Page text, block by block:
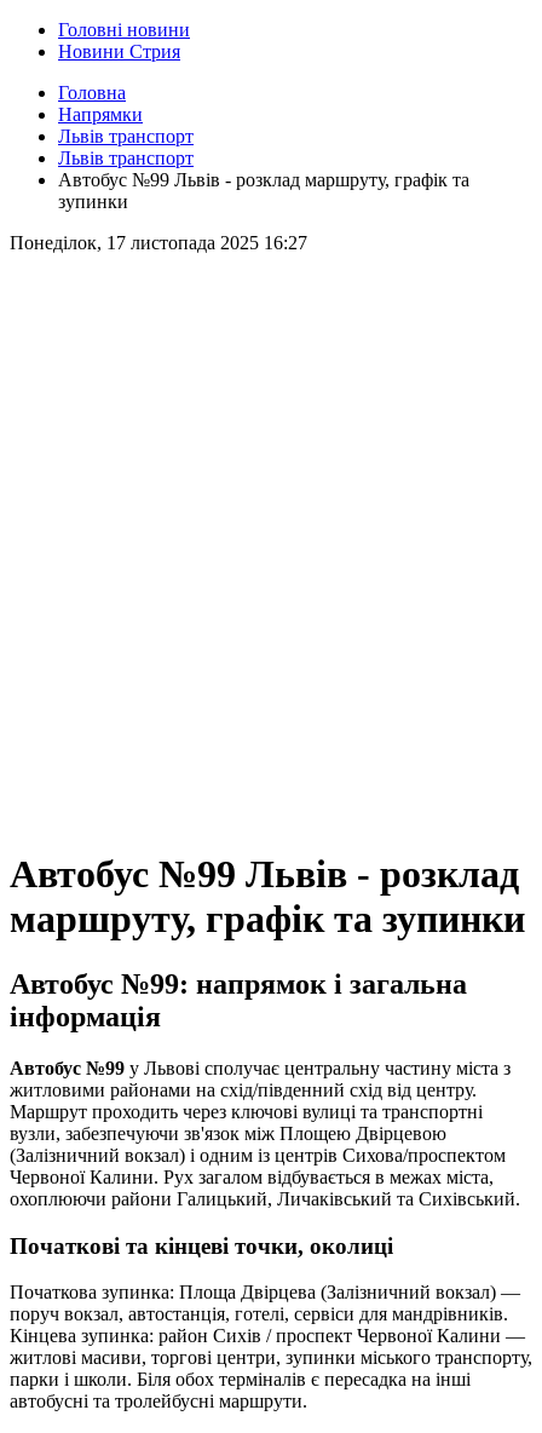
Головні новини
Новини Стрия
Головна
Напрямки
Львів транспорт
Львів транспорт
Автобус №99 Львів - розклад маршруту, графік та
зупинки
Понеділок, 17 листопада 2025 16:27
Автобус №99 Львів - розклад
маршруту, графік та зупинки
Автобус №99: напрямок і загальна
інформація
Автобус №99 у Львові сполучає центральну частину міста з
житловими районами на схід/південний схід від центру.
Маршрут проходить через ключові вулиці та транспортні
вузли, забезпечуючи зв'язок між Площею Двірцевою
(Залізничний вокзал) і одним із центрів Сихова/проспектом
Червоної Калини. Рух загалом відбувається в межах міста,
охоплюючи райони Галицький, Личаківський та Сихівський.
Початкові та кінцеві точки, околиці
Початкова зупинка: Площа Двірцева (Залізничний вокзал) —
поруч вокзал, автостанція, готелі, сервіси для мандрівників.
Кінцева зупинка: район Сихів / проспект Червоної Калини —
житлові масиви, торгові центри, зупинки міського транспорту,
парки і школи. Біля обох терміналів є пересадка на інші
автобусні та тролейбусні маршрути.